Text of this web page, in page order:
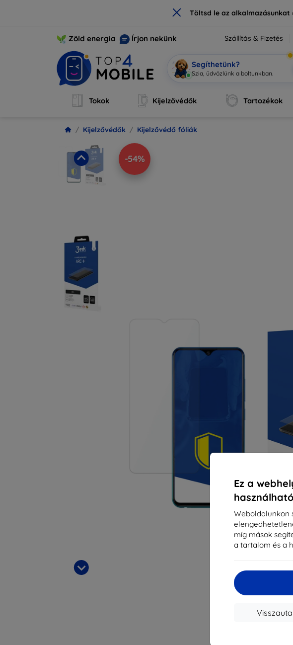
× Töltsd le az alkalmazásunkat
Ez a
Weboldalunkon
míg mások
a tartalom és a
Zöld energia Írjon nekünk Szállítás & Fizetés
Segíthetünk?
|
Tokok Kijelzővédők Tartozékok
Kijelzővédők Kijelzővédő fóliák
-54%